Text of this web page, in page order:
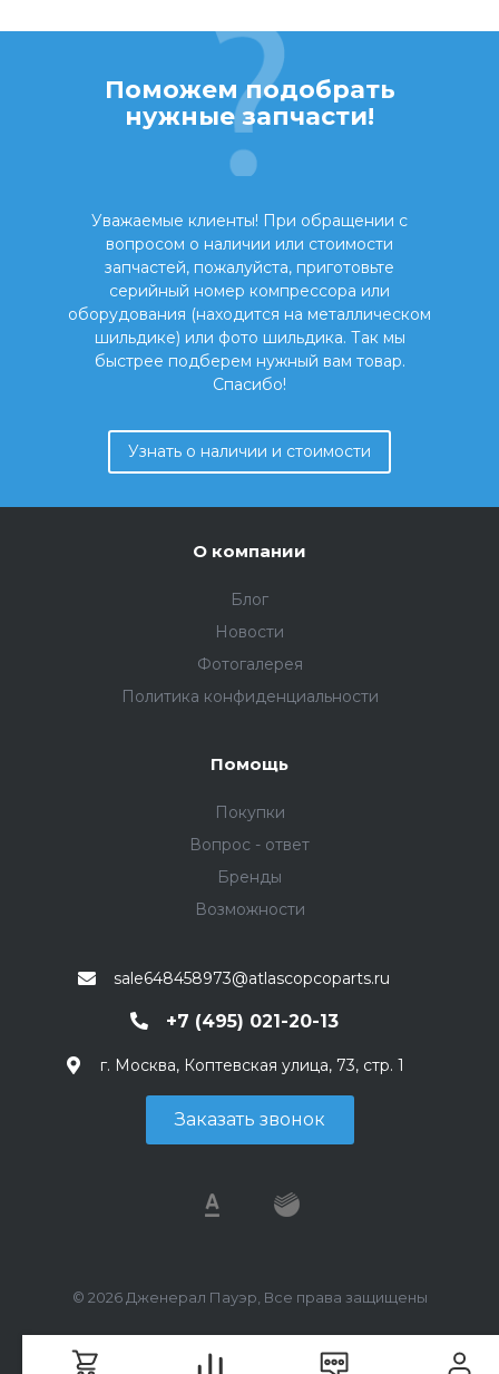
Поможем подобрать
нужные запчасти!
Уважаемые клиенты! При обращении с
вопросом о наличии или стоимости
запчастей, пожалуйста, приготовьте
серийный номер компрессора или
оборудования (находится на металлическом
шильдике) или фото шильдика. Так мы
быстрее подберем нужный вам товар.
Спасибо!
Узнать о наличии и стоимости
О компании
Блог
Новости
Фотогалерея
Политика конфиденциальности
Помощь
Покупки
Вопрос - ответ
Бренды
Возможности
sale648458973@atlascopcoparts.ru
+7 (495) 021-20-13
г. Москва, Коптевская улица, 73, стр. 1
Заказать звонок
© 2026 Дженерал Пауэр, Все права защищены